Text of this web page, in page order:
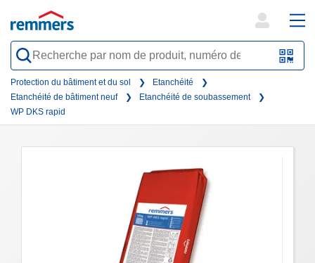
QR-
search
form
Protection du bâtiment et du sol
Etanchéité
Etanchéité de bâtiment neuf
Etanchéité de soubassement
WP DKS rapid